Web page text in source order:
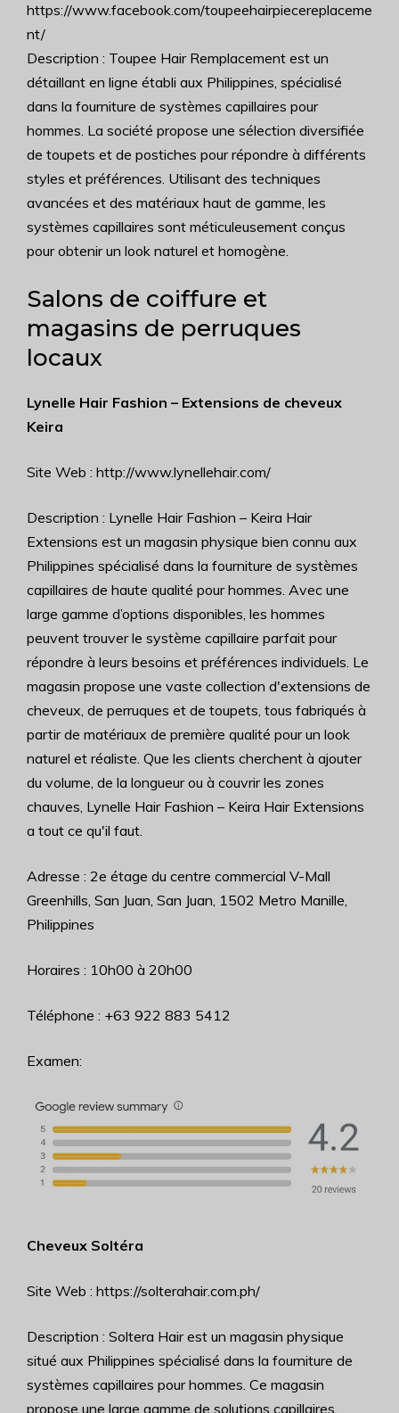
https://www.facebook.com/toupeehairpiecereplaceme
nt/
Description : Toupee Hair Remplacement est un
détaillant en ligne établi aux Philippines, spécialisé
dans la fourniture de systèmes capillaires pour
hommes. La société propose une sélection diversifiée
de toupets et de postiches pour répondre à différents
styles et préférences. Utilisant des techniques
avancées et des matériaux haut de gamme, les
systèmes capillaires sont méticuleusement conçus
pour obtenir un look naturel et homogène.
Salons de coiffure et
magasins de perruques
locaux
Lynelle Hair Fashion – Extensions de cheveux
Keira
Site Web : http://www.lynellehair.com/
Description : Lynelle Hair Fashion – Keira Hair
Extensions est un magasin physique bien connu aux
Philippines spécialisé dans la fourniture de systèmes
capillaires de haute qualité pour hommes. Avec une
large gamme d’options disponibles, les hommes
peuvent trouver le système capillaire parfait pour
répondre à leurs besoins et préférences individuels. Le
magasin propose une vaste collection d'extensions de
cheveux, de perruques et de toupets, tous fabriqués à
partir de matériaux de première qualité pour un look
naturel et réaliste. Que les clients cherchent à ajouter
du volume, de la longueur ou à couvrir les zones
chauves, Lynelle Hair Fashion – Keira Hair Extensions
a tout ce qu'il faut.
Adresse : 2e étage du centre commercial V-Mall
Greenhills, San Juan, San Juan, 1502 Metro Manille,
Philippines
Horaires : 10h00 à 20h00
Téléphone : +63 922 883 5412
Examen:
Cheveux Soltéra
Site Web : https://solterahair.com.ph/
Description : Soltera Hair est un magasin physique
situé aux Philippines spécialisé dans la fourniture de
systèmes capillaires pour hommes. Ce magasin
propose une large gamme de solutions capillaires,